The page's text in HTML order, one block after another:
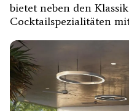
bietet neben den
Cocktailspezialitäten